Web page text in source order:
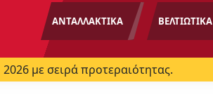
ΑΝΤΑΛΛΑΚΤΙΚΑ ΒΕΛΤΙΩΤΙΚΑ
με σειρά προτεραιότητας.